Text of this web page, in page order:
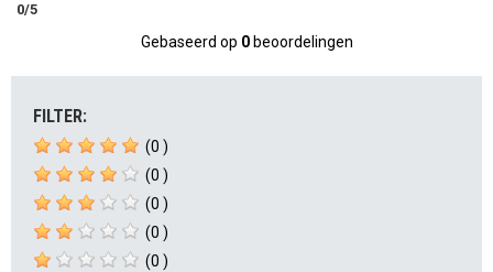
0/5
Gebaseerd op 0beoordelingen
FILTER:
(0 )
(0 )
(0 )
(0 )
(0 )